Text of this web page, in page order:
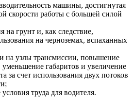
машины, достигнутая
скорости работы с большей силой
на грунт и, как следствие,
на черноземах, вспаханных
на узлы трансмиссии, повышение
уменьшение габаритов и увеличение
за счет использования двух потоков
труда для водителя.